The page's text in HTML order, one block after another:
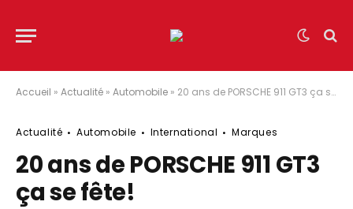
Accueil » Actualité » Automobile » 20 ans de PORSCHE 911 GT3 ça se fête!
Actualité Automobile International Marques
20 ans de PORSCHE 911 GT3
ça se fête!